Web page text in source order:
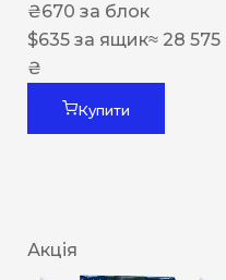
₴670 за блок
$635 за ящик≈ 28 575
₴
Купити
Акція